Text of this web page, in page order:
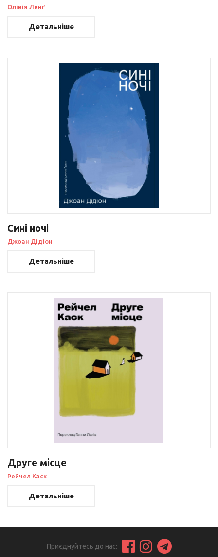
Олівія Ленґ
Детальніше
Сині ночі
Джоан Дідіон
Детальніше
Друге місце
Рейчел Каск
Детальніше
Приєднуйтесь до нас: